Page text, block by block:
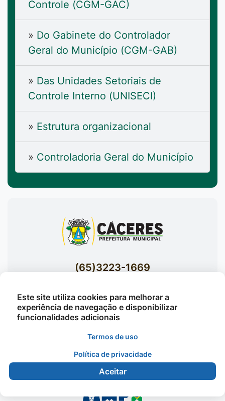
Controle (CGM-GAC)
» Do Gabinete do Controlador
Geral do Município (CGM-GAB)
» Das Unidades Setoriais de
Controle Interno (UNISECI)
» Estrutura organizacional
» Controladoria Geral do Município
(65)3223-1669
Acessar E-mails Institucionais
Av. Brasil nº 119 Bairro Jardim Celeste -
©2026 - Prefeitura Municipal de Cáceres - Todos os
direitos reservados
Este site utiliza cookies para melhorar a
experiência de navegação e disponibilizar
funcionalidades adicionais
Termos de uso
Política de privacidade
Aceitar